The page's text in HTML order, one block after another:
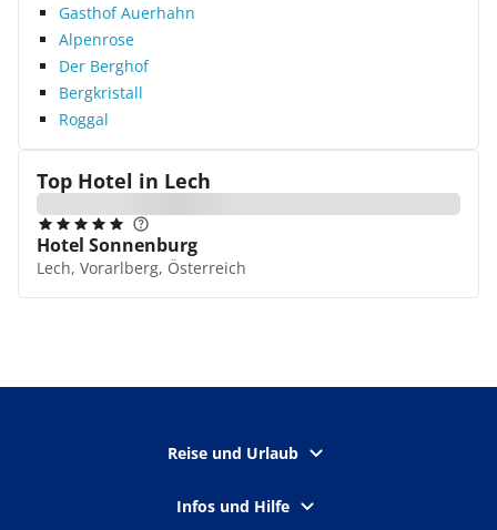
Gasthof Auerhahn
Alpenrose
Der Berghof
Bergkristall
Roggal
Top Hotel in Lech
Hotel Sonnenburg
Lech, Vorarlberg, Österreich
Reise und Urlaub
Infos und Hilfe